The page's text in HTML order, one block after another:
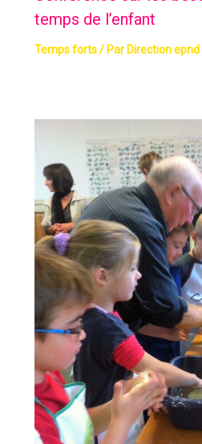
temps de l’enfant
Temps forts/ Par Direction epnd